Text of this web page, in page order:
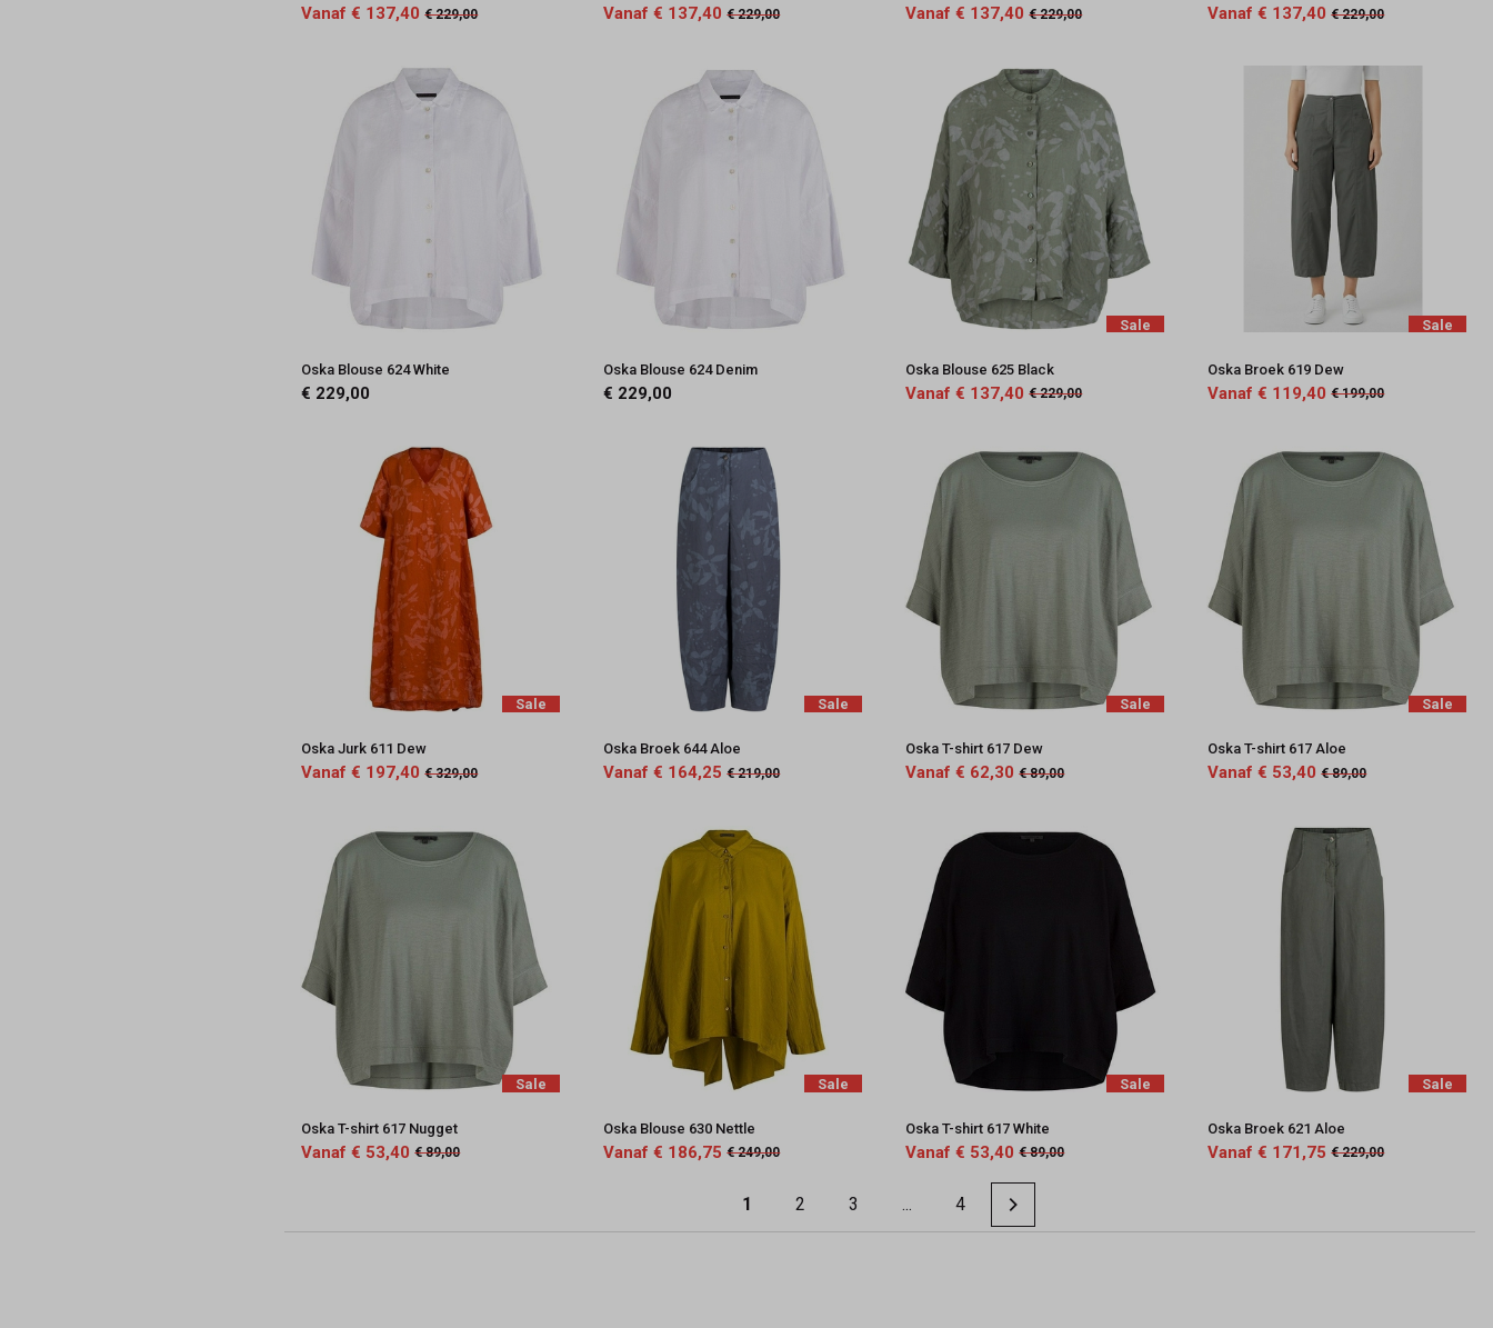
Vanaf € 137,40 € 229,00 Vanaf € 137,40 € 229,00 Vanaf € 137,40 € 229,00 Vanaf € 137,40 € 229,00
Oska Blouse 624 White
€ 229,00
Oska Blouse 624 Denim
€ 229,00
Sale
Oska Blouse 625 Black
Vanaf € 137,40 € 229,00
Sale
Oska Broek 619 Dew
Vanaf € 119,40 € 199,00
Sale
Oska Jurk 611 Dew
Vanaf € 197,40 € 329,00
Sale
Oska Broek 644 Aloe
Vanaf € 164,25 € 219,00
Sale
Oska T-shirt 617 Dew
Vanaf € 62,30 € 89,00
Sale
Oska T-shirt 617 Aloe
Vanaf € 53,40 € 89,00
Sale
Oska T-shirt 617 Nugget
Vanaf € 53,40 € 89,00
Sale
Oska Blouse 630 Nettle
Vanaf € 186,75 € 249,00
Sale
Oska T-shirt 617 White
Vanaf € 53,40 € 89,00
Sale
Oska Broek 621 Aloe
Vanaf € 171,75 € 229,00
1 2 3 ... 4